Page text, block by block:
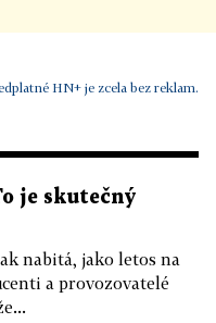
HN+ je zcela bez reklam.
je skutečný
nabitá, jako letos na
a provozovatelé